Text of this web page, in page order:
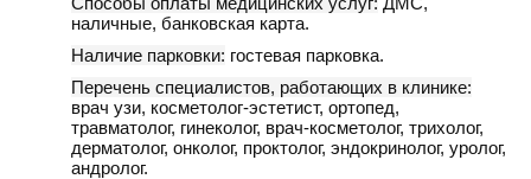
наличные, банковская карта.
Наличие парковки: гостевая парковка.
Перечень специалистов, работающих в клинике:
врач узи, косметолог-эстетист, ортопед,
травматолог, гинеколог, врач-косметолог, трихолог,
дерматолог, онколог, проктолог, эндокринолог, уролог,
андролог.